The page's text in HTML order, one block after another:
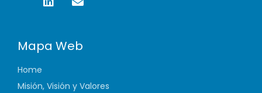
Mapa Web
Home
Misión, Visión y Valores